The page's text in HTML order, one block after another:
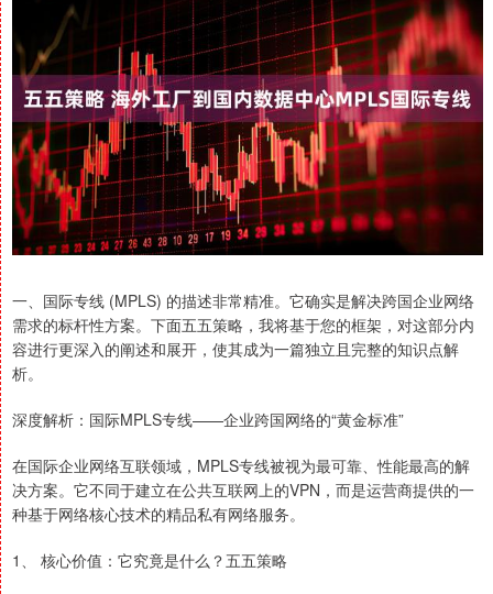
一、国际专线 (MPLS) 的描述非常精准。它确实是解决跨国企业网络
需求的标杆性方案。下面五五策略，我将基于您的框架，对这部分内
容进行更深入的阐述和展开，使其成为一篇独立且完整的知识点解
析。
深度解析：国际MPLS专线——企业跨国网络的“黄金标准”
在国际企业网络互联领域，MPLS专线被视为最可靠、性能最高的解
决方案。它不同于建立在公共互联网上的VPN，而是运营商提供的一
种基于网络核心技术的精品私有网络服务。
1、 核心价值：它究竟是什么？五五策略